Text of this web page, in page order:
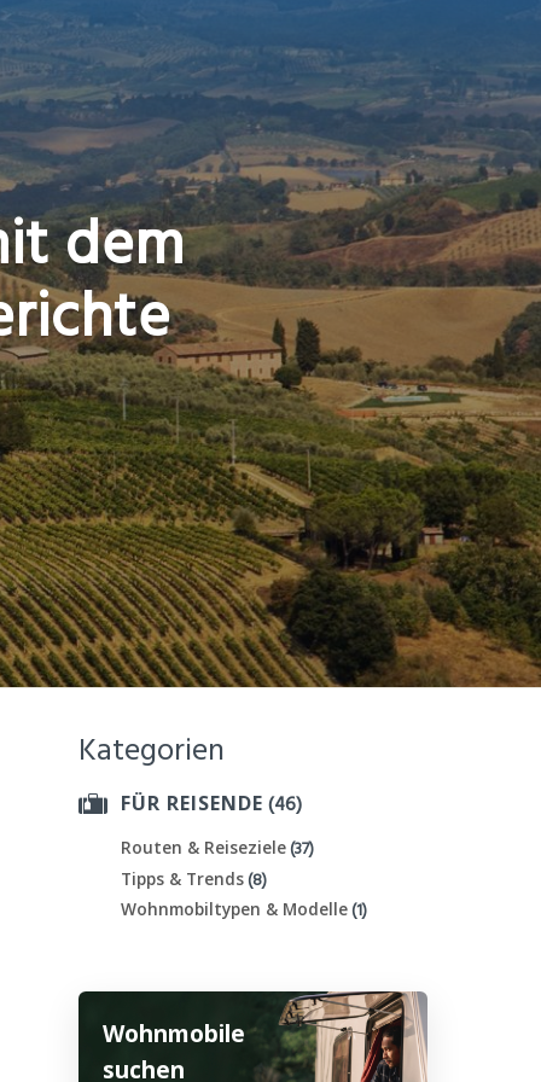
dem
Kategorien
FÜR REISENDE (46)
Routen & Reiseziele(37)
Tipps & Trends(8)
Wohnmobiltypen & Modelle(1)
Wohnmobile
suchen